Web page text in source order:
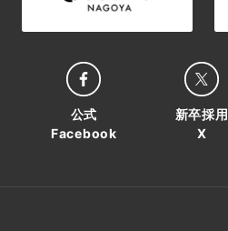
公式
Facebook
新卒採用
X